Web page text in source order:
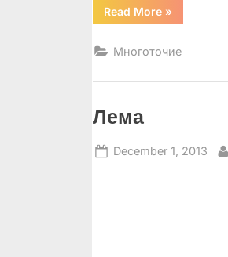
Read More“Диалоги”
»
Многоточие
Лема
Posted
December 1, 2013